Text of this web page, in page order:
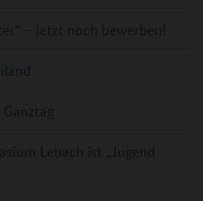
– jetzt noch bewerben!
Lebach ist „Jugend